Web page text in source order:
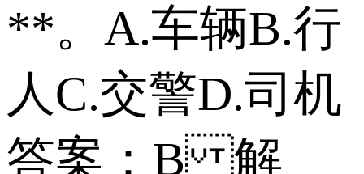
**。 A.车辆 B.行
人 C.交警 D.司机
答案：B 解